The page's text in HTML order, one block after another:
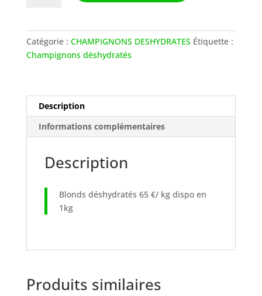
Catégorie : CHAMPIGNONS DESHYDRATES Étiquette :
Champignons déshydratés
Description
Informations complémentaires
Description
Blonds déshydratés 65 €/ kg dispo en
1kg
Produits similaires